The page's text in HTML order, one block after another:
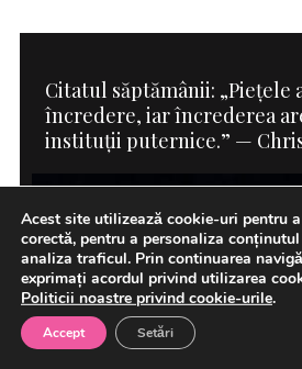
Citatul săptămânii: „Piețele
încredere, iar încrederea
instituții puternice.” —
Acest site utilizează cookie-uri pentru
corectă, pentru a personaliza
analiza traficul. Prin continuarea
exprimați acordul privind utilizarea
Politicii noastre privind cookie-urile.
Accept Setări